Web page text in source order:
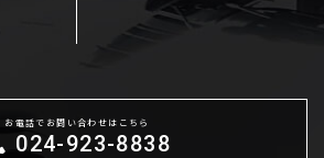
お電話でお問い合わせはこちら
024-923-8838